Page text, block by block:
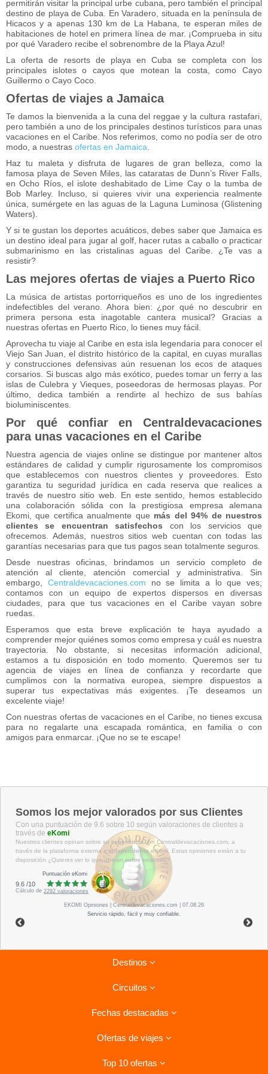
permitirán visitar la principal urbe cubana, pero también el principal
destino de playa de Cuba. En Varadero, situada en la península de
Hicacos y a apenas 130 km de La Habana, te esperan miles de
habitaciones de hotel en primera línea de mar. ¡Comprueba in situ
por qué Varadero recibe el sobrenombre de la Playa Azul!
La oferta de resorts de playa en Cuba se completa con los
principales islotes o cayos que motean la costa, como Cayo
Guillermo o Cayo Coco.
Ofertas de viajes a Jamaica
Te damos la bienvenida a la cuna del reggae y la cultura rastafari,
pero también a uno de los principales destinos turísticos para unas
vacaciones en el Caribe. Nos referimos, como no podía ser de otro
modo, a nuestras ofertas en Jamaica
Haz tu maleta y disfruta de lugares de gran belleza, como la
famosa playa de Seven Miles, las cataratas de Dunn’s River Falls,
en Ocho Ríos, el islote deshabitado de Lime Cay o la tumba de
Bob Marley. Incluso, si quieres vivir una experiencia realmente
única, sumérgete en las aguas de la Laguna Luminosa (Glistening
Waters).
Y si te gustan los deportes acuáticos, debes saber que Jamaica es
un destino ideal para jugar al golf, hacer rutas a caballo o practicar
submarinismo en las cristalinas aguas del Caribe. ¿Te vas a
resistir?
Las mejores ofertas de viajes a Puerto Rico
La música de artistas portorriqueños es uno de los ingredientes
indefectibles del verano. Ahora bien: ¿por qué no descubrir en
primera persona esta inagotable cantera musical? Gracias a
nuestras ofertas en Puerto Rico, lo tienes muy fácil.
Aprovecha tu viaje al Caribe en esta isla legendaria para conocer el
Viejo San Juan, el distrito histórico de la capital, en cuyas murallas
y construcciones defensivas aún resuenan los ecos de ataques
corsarios. Si buscas algo más exótico, puedes tomar un ferry a las
islas de Culebra y Vieques, poseedoras de hermosas playas. Por
último, dedica también a rendirte al hechizo de sus bahías
bioluminiscentes.
Por qué confiar en Centraldevacaciones
para unas vacaciones en el Caribe
Nuestra agencia de viajes online se distingue por mantener altos
estándares de calidad y cumplir rigurosamente los compromisos
que establecemos con nuestros clientes y proveedores. Esto
garantiza tu seguridad jurídica en cada reserva que realices a
través de nuestro sitio web. En este sentido, hemos establecido
una colaboración sólida con la prestigiosa empresa alemana
Ekomi, que certifica anualmente que más del 94% de nuestros
clientes se encuentran satisfechos con los servicios que
ofrecemos. Además, nuestros sitios web cuentan con todas las
garantías necesarias para que tus pagos sean totalmente seguros.
Desde nuestras oficinas, brindamos un servicio completo de
atención al cliente, atención comercial y administrativa. Sin
embargo, Centraldevacaciones.com no se limita a lo que ves;
contamos con un equipo de expertos dispersos en diversas
ciudades, para que tus vacaciones en el Caribe vayan sobre
ruedas.
Esperamos que esta breve explicación te haya ayudado a
comprender mejor quiénes somos como empresa y cuál es nuestra
trayectoria. No obstante, si necesitas información adicional,
estamos a tu disposición en todo momento. Queremos ser tu
agencia de viajes en línea de confianza y recordarte que
cumplimos con la normativa europea, siempre dispuestos a
superar tus expectativas más exigentes. ¡Te deseamos un
excelente viaje!
Con nuestras ofertas de vacaciones en el Caribe, no tienes excusa
para no regalarte una escapada romántica, en familia o con
amigos para enmarcar. ¡Que no se te escape!
Somos los mejor valorados por sus Clientes
Con una puntuación de 9.6 sobre 10 según valoraciones de clientes a
través de eKomi
Nuestros clientes opinan sobre su experiencia con Centraldevacaciones.com, a
través de la plataforma externa e independiente eKomi. Estas opiniones están a tu
disposición ¿Quieres ver lo que opinan sobre nosotros?
Puntuación eKomi
9.6 /10
Cálculo de 2292 valoraciones
EKOMI Opiniones
| Centraldevacaciones.com | 07.08.26
Servicio rápido, fácil y muy confiable.
Destinos
Riviera Maya
Tenerife
Lanzarote
Circuitos
Combinados La Habana- Varadero
Circuitos por Italia
Circuitos por Vietnam
Fechas destacadas
Ofertas para el verano
Costa de la Luz, Hoteles
Ofertas de viajes
Viajes a Cuba
Top 10 ofertas